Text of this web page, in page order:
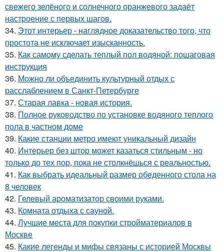
свежего зелёного и солнечного оранжевого задаёт
настроение с первых шагов.
34. Этот интерьер - наглядное доказательство того, что
простота не исключает изысканность.
35. Как самому сделать теплый пол водяной: пошаговая
инструкция
36. Можно ли объединить культурный отдых с
расслаблением в Санкт-Петербурге
37. Старая лавка - новая история.
38. Полное руководство по установке водяного теплого
пола в частном доме
39. Какие станции метро имеют уникальный дизайн
40. Интерьер без штор может казаться стильным - но
только до тех пор, пока не столкнёшься с реальностью.
41. Как выбрать идеальный размер обеденного стола на
8 человек
42. Гелевый ароматизатор своими руками.
43. Комната отдыха с сауной.
44. Лучшие места для покупки стройматериалов в
Москве
45. Какие легенды и мифы связаны с историей Москвы